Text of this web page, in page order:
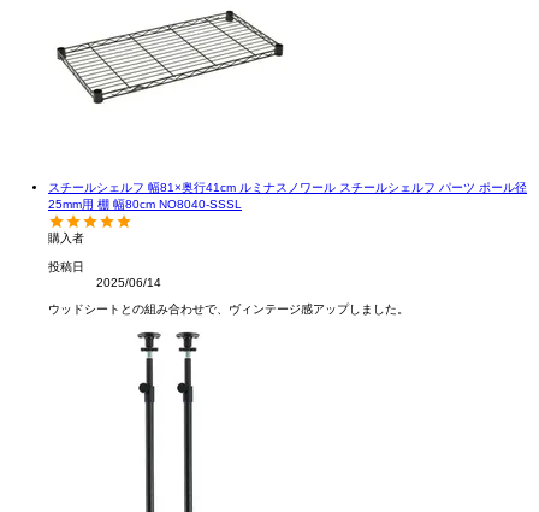
スチールシェルフ 幅81×奥行41cm ルミナスノワール スチールシェルフ パーツ ポール径
25mm用 棚 幅80cm NO8040-SSSL
購入者
投稿日
2025/06/14
ウッドシートとの組み合わせで、ヴィンテージ感アップしました。